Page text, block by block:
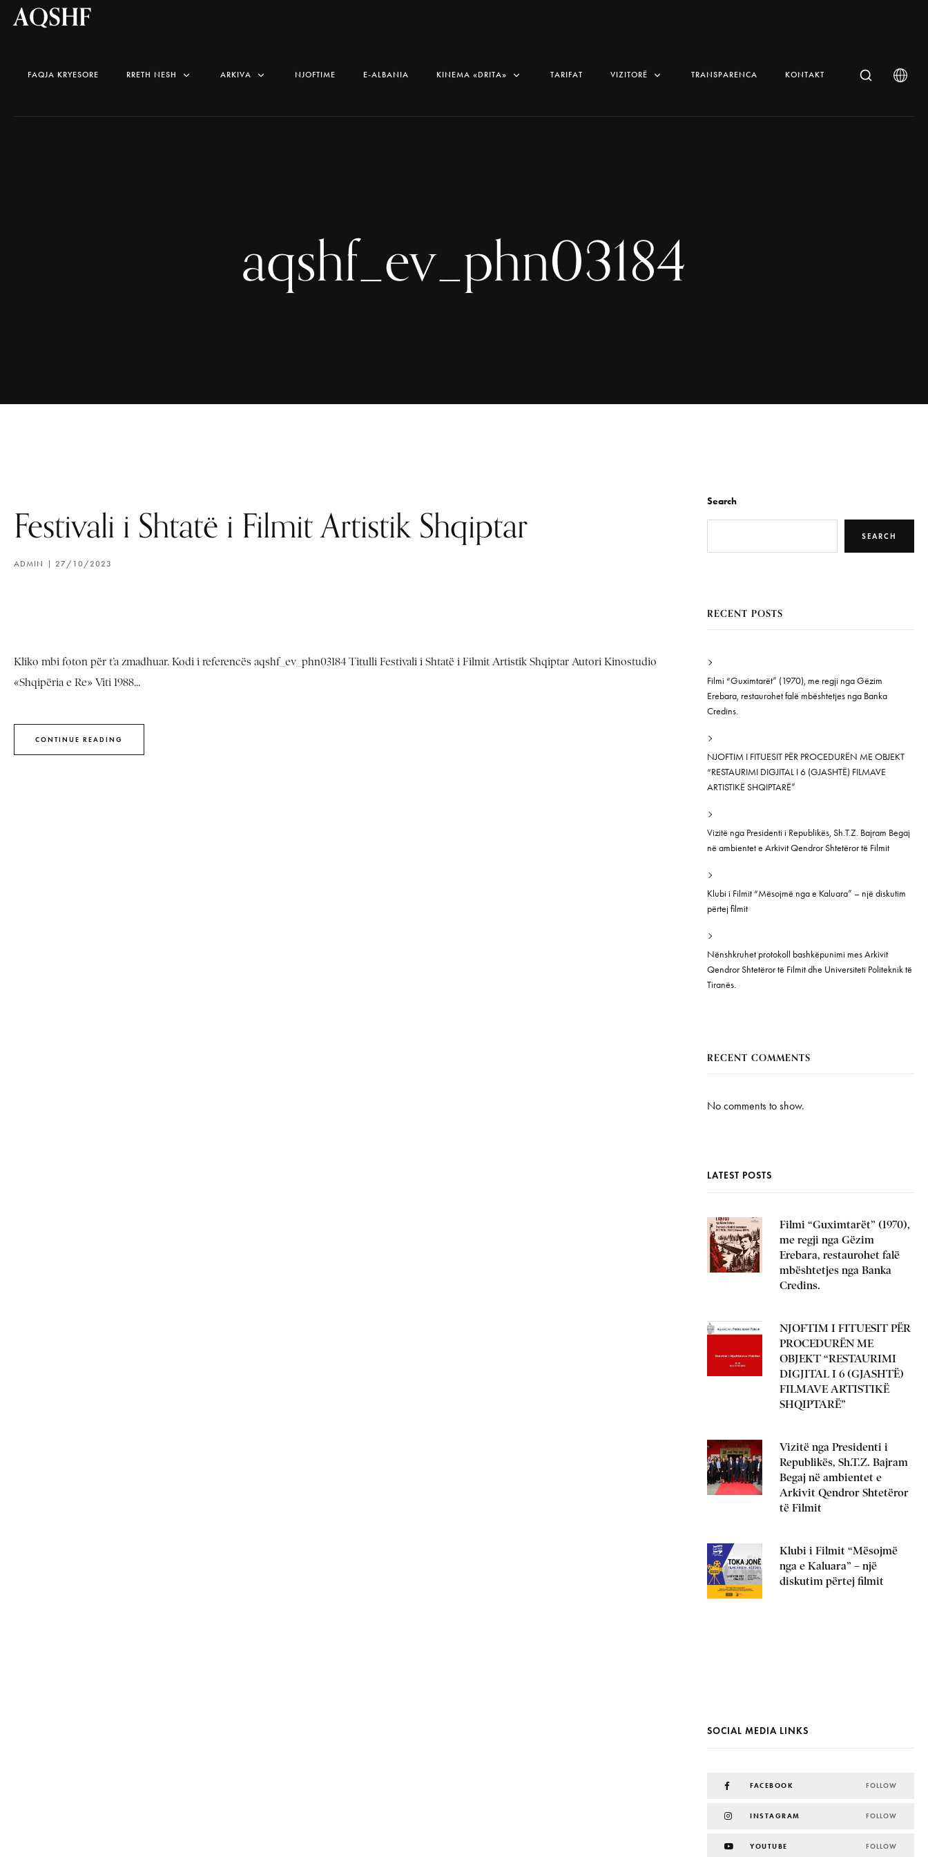
AQSHF
FAQJA KRYESORE RRETH NESH ARKIVA NJOFTIME E-ALBANIA KINEMA «DRITA» TARIFAT VIZITORË TRANSPARENCA KONTAKT
aqshf_ev_phn03184
Festivali i Shtatë i Filmit Artistik Shqiptar
ADMIN 27/10/2023
Kliko mbi foton për t’a zmadhuar. Kodi i referencës aqshf_ev_phn03184 Titulli Festivali i Shtatë i Filmit Artistik Shqiptar Autori Kinostudio
«Shqipëria e Re» Viti 1988...
CONTINUE READING
Search
SEARCH
RECENT POSTS
Filmi “Guximtarët” (1970), me regji nga Gëzim
Erebara, restaurohet falë mbështetjes nga Banka
Credins.
NJOFTIM I FITUESIT PËR PROCEDURËN ME OBJEKT
“RESTAURIMI DIGJITAL I 6 (GJASHTË) FILMAVE
ARTISTIKË SHQIPTARË”
Vizitë nga Presidenti i Republikës, Sh.T.Z. Bajram Begaj
në ambientet e Arkivit Qendror Shtetëror të Filmit
Klubi i Filmit “Mësojmë nga e Kaluara” – një diskutim
përtej filmit
Nënshkruhet protokoll bashkëpunimi mes Arkivit
Qendror Shtetëror të Filmit dhe Universiteti Politeknik të
Tiranës.
RECENT COMMENTS
No comments to show.
LATEST POSTS
Filmi “Guximtarët” (1970),
me regji nga Gëzim
Erebara, restaurohet falë
mbështetjes nga Banka
Credins.
NJOFTIM I FITUESIT PËR
PROCEDURËN ME
OBJEKT “RESTAURIMI
DIGJITAL I 6 (GJASHTË)
FILMAVE ARTISTIKË
SHQIPTARË”
Vizitë nga Presidenti i
Republikës, Sh.T.Z. Bajram
Begaj në ambientet e
Arkivit Qendror Shtetëror
të Filmit
Klubi i Filmit “Mësojmë
nga e Kaluara” – një
diskutim përtej filmit
SOCIAL MEDIA LINKS
FACEBOOK FOLLOW
INSTAGRAM FOLLOW
YOUTUBE FOLLOW